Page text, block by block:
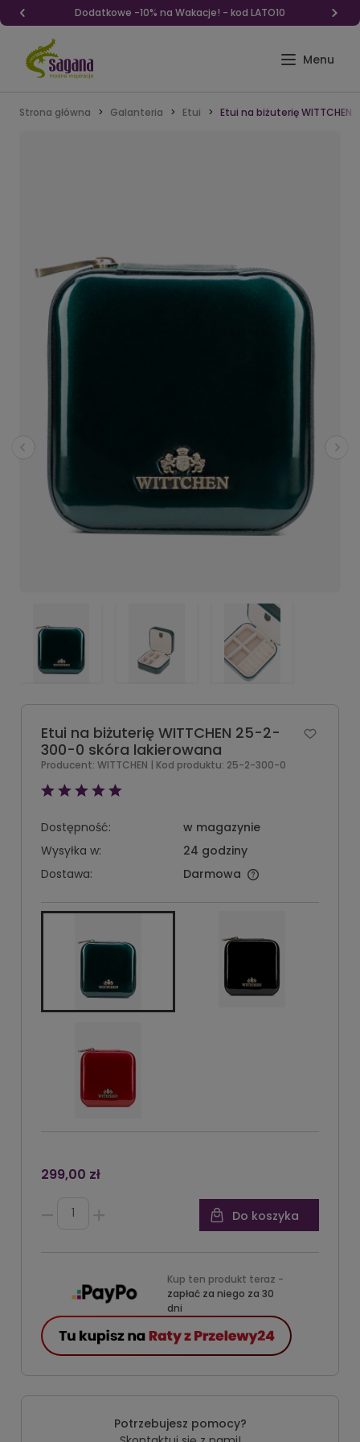
Dodatkowe -10% na Wakacje! - kod LATO10
Strona główna Galanteria Etui Etui na biżuterię
Etui na biżuterię WITTCHEN 25-2-
300-0 skóra lakierowana
Producent: WITTCHEN | Kod produktu: 25-2-300-0
Dostępność:
w magazynie
Wysyłka w:
24 godziny
Dostawa:
Darmowa
299,00 zł
Do koszyka
Kup ten produkt teraz -
zapłać za niego za 30
dni
Potrzebujesz pomocy?